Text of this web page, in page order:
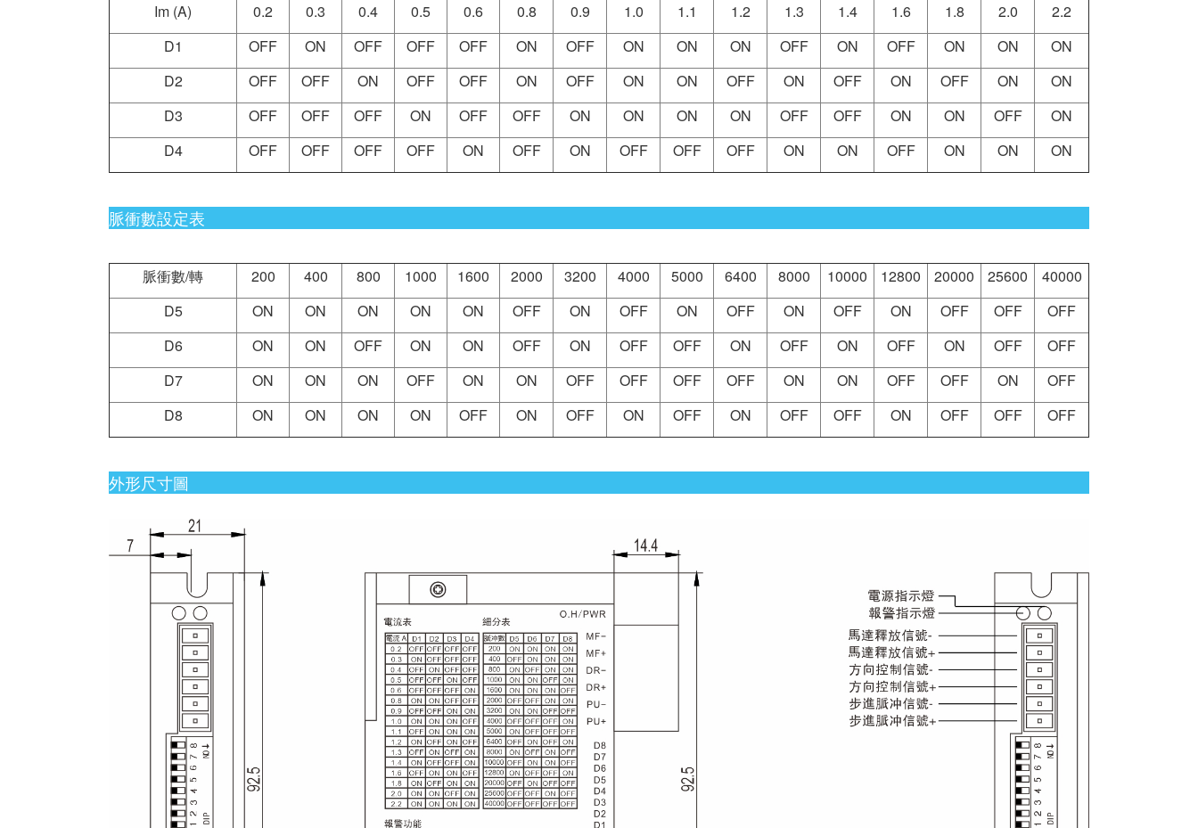
Im (A) 0.2 0.3 0.4 0.5 0.6 0.8 0.9 1.0 1.1 1.2 1.3 1.4 1.6 1.8 2.0
2.2
D1
OFF ON OFF OFF OFF ON OFF ON ON ON OFF ON OFF ON ON
ON
D2
OFF OFF ON OFF OFF ON OFF ON ON OFF ON OFF ON OFF ON
ON
D3
OFF OFF OFF ON OFF OFF ON ON ON ON OFF OFF ON ON OFF
ON
D4
OFF OFF OFF OFF ON OFF ON OFF OFF OFF ON ON OFF ON ON ON
脈衝數設定表
脈衝數/轉 200 400 800 1000 1600 2000 3200 4000 5000 6400 8000 10000 12800 20000 25600
40000
D5
ON ON ON ON ON OFF ON OFF ON OFF ON OFF ON OFF OFF
OFF
D6
ON ON OFF ON ON OFF ON OFF OFF ON OFF ON OFF ON OFF
OFF
D7
ON ON ON OFF ON ON OFF OFF OFF OFF ON ON OFF OFF ON
OFF
D8
ON ON ON ON OFF ON OFF ON OFF ON OFF OFF ON OFF OFF OFF
外形尺寸圖